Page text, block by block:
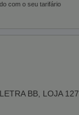
com o seu tarifário
BB, LOJA 127